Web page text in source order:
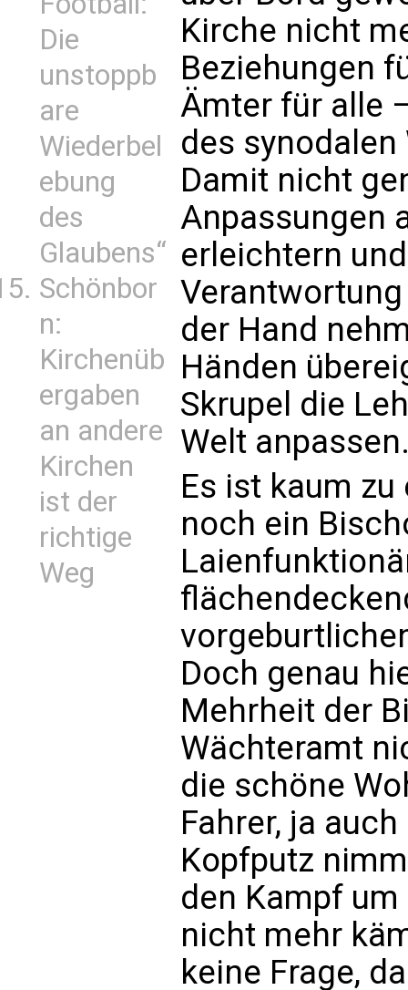
Die
unstoppb
are
Wiederbel
ebung
des
Glaubens“
Schönbor
n:
Kirchenüb
ergaben
an andere
Kirchen
ist der
richtige
Weg
Kirche nicht
Beziehungen
Ämter für alle
des
Damit nicht
Anpassungen
erleichtern
der Hand
Händen
Skrupel die
Welt
Es ist kaum
noch ein
Doch genau
Mehrheit der
Wächteramt
die schöne
Fahrer, ja
Kopfputz
den Kampf
nicht mehr
keine Frage,